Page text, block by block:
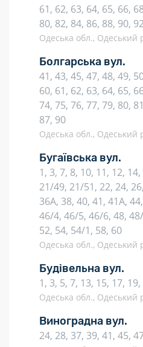
61, 62, 63, 64, 65, 66,
80, 82, 84, 86, 88, 90,
Одеська обл., Одеський
Болгарська вул.
41, 43, 45, 47, 48, 49,
60, 61, 62, 63, 64, 65,
74, 75, 76, 77, 79, 80,
87, 90
Одеська обл., Одеський
Бугаївська вул.
1, 3, 7, 8, 10, 11, 12,
21/49, 21/51, 22, 24,
36А, 38, 40, 41, 41А,
46/4, 46/5, 46/6, 48,
52, 54, 54/1, 58, 60
Одеська обл., Одеський
Будівельна вул.
1, 3, 5, 7, 13, 15, 17,
Одеська обл., Одеський
Виноградна вул.
24, 28, 37, 39, 41, 45,